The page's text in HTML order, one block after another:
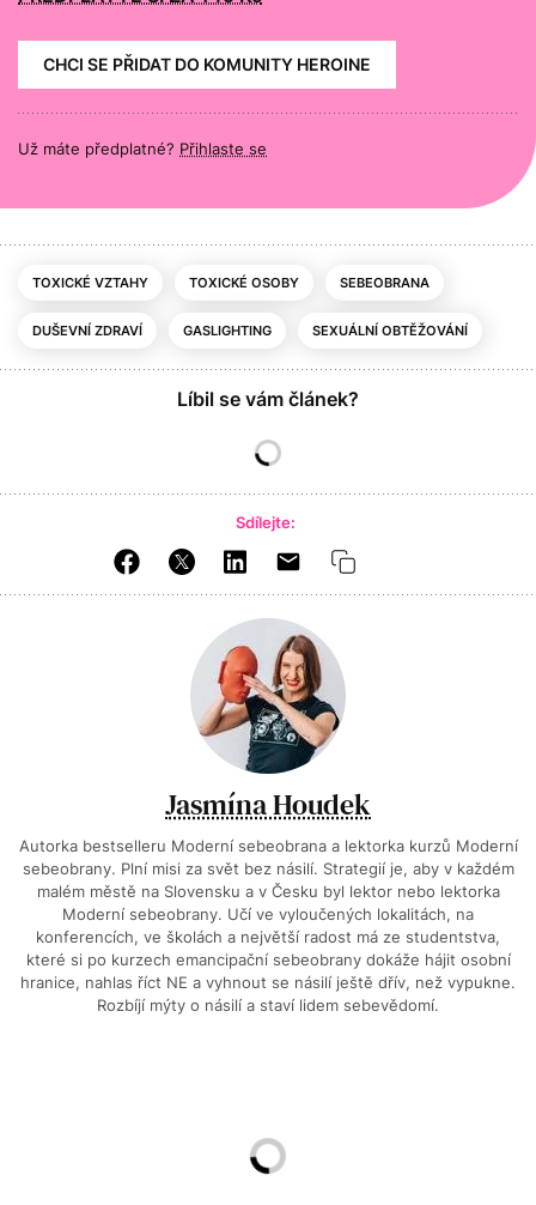
CHCI SE PŘIDAT DO KOMUNITY HEROINE
Už máte předplatné? Přihlaste se
TOXICKÉ VZTAHY TOXICKÉ OSOBY SEBEOBRANA
DUŠEVNÍ ZDRAVÍ GASLIGHTING SEXUÁLNÍ OBTĚŽOVÁNÍ
Líbil se vám článek?
Sdílejte:
Jasmína Houdek
Autorka bestselleru Moderní sebeobrana a lektorka kurzů Moderní
sebeobrany. Plní misi za svět bez násilí. Strategií je, aby v každém
malém městě na Slovensku a v Česku byl lektor nebo lektorka
Moderní sebeobrany. Učí ve vyloučených lokalitách, na
konferencích, ve školách a největší radost má ze studentstva,
které si po kurzech emancipační sebeobrany dokáže hájit osobní
hranice, nahlas říct NE a vyhnout se násilí ještě dřív, než vypukne.
Rozbíjí mýty o násilí a staví lidem sebevědomí.